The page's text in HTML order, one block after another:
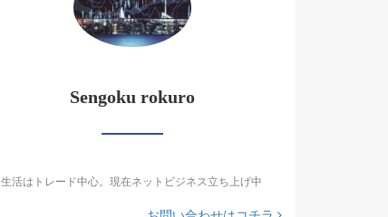
Sengoku rokuro
生活はトレード中心。現在ネットビジネス立ち上げ中